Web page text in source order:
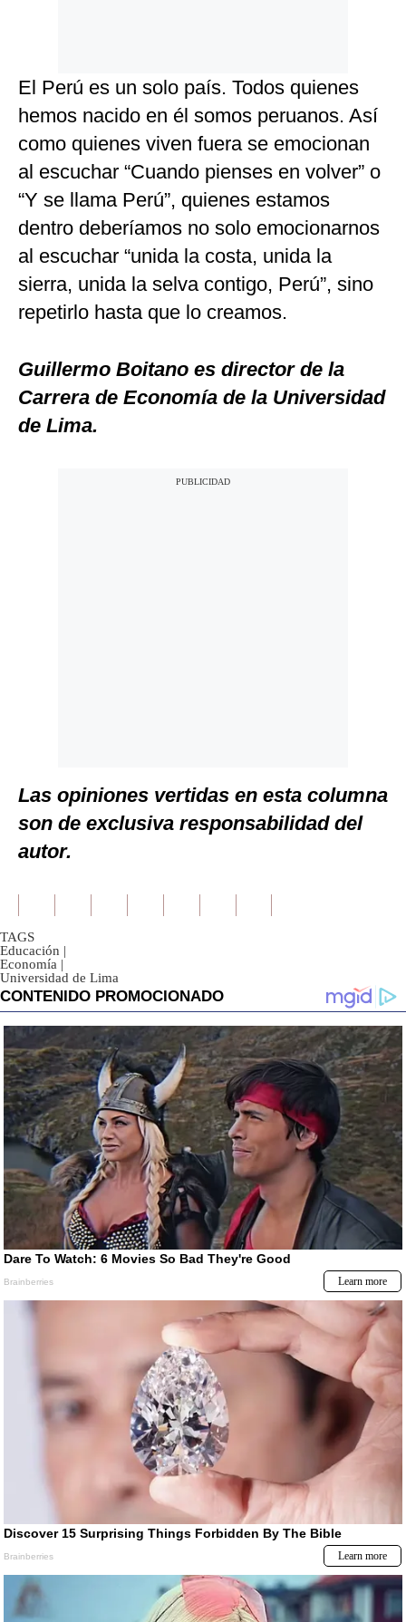
El Perú es un solo país. Todos quienes
hemos nacido en él somos peruanos. Así
como quienes viven fuera se emocionan
al escuchar “Cuando pienses en volver” o
“Y se llama Perú”, quienes estamos
dentro deberíamos no solo emocionarnos
al escuchar “unida la costa, unida la
sierra, unida la selva contigo, Perú”, sino
repetirlo hasta que lo creamos.
Guillermo Boitano es director de la
Carrera de Economía de la Universidad
de Lima.
Las opiniones vertidas en esta columna
son de exclusiva responsabilidad del
autor.
TAGS
Educación |
Economía |
Universidad de Lima